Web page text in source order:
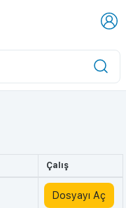
Çalış
Dosyayı Aç